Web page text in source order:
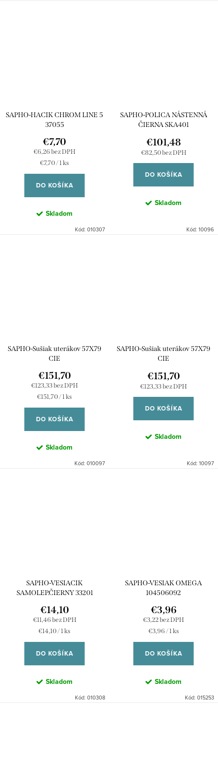
SAPHO-HACIK CHROM LINE 5
37055
€6,26 bez DPH
€7,70
Jednotková
€7,70 / 1 ks
DO KOŠÍKA
Skladom
Kód: 010307
SAPHO-POLICA NÁSTENNÁ
ČIERNA SKA401
€82,50 bez DPH
€101,48
DO KOŠÍKA
Skladom
Kód: 10096
SAPHO-Sušiak uterákov 57X79
CIE
€123,33 bez DPH
€151,70
Jednotková
cena:
€151,70 / 1 ks
DO KOŠÍKA
Skladom
Kód: 010097
SAPHO-Sušiak uterákov 57X79
CIE
€123,33 bez DPH
€151,70
DO KOŠÍKA
Skladom
Kód: 10097
SAPHO-VESIACIK
SAMOLEP.ČIERNY 33201
€11,46 bez DPH
€14,10
Jednotková
€14,10 / 1 ks
DO KOŠÍKA
Skladom
Kód: 010308
SAPHO-VESIAK OMEGA
104506092
€3,22 bez DPH
€3,96
Jednotková
€3,96 / 1 ks
DO KOŠÍKA
Skladom
Kód: 015253